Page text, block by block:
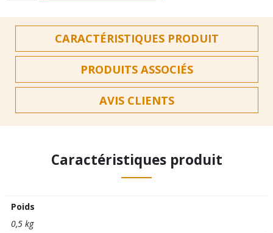
de
gaufrée
ruche
CARACTÉRISTIQUES PRODUIT
PRODUITS ASSOCIÉS
AVIS CLIENTS
Caractéristiques produit
Poids
0,5 kg